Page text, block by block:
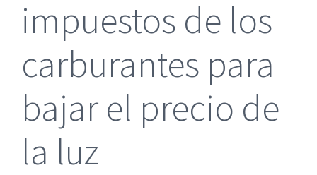
impuestos de los
carburantes para
bajar el precio de
la luz